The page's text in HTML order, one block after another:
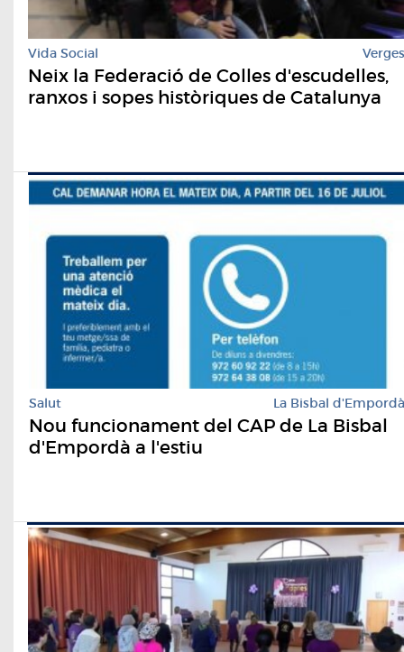
Vida Social Verges
Neix la Federació de Colles d'escudelles,
ranxos i sopes històriques de Catalunya
Salut La Bisbal d'Empordà
Nou funcionament del CAP de La Bisbal
d'Empordà a l'estiu